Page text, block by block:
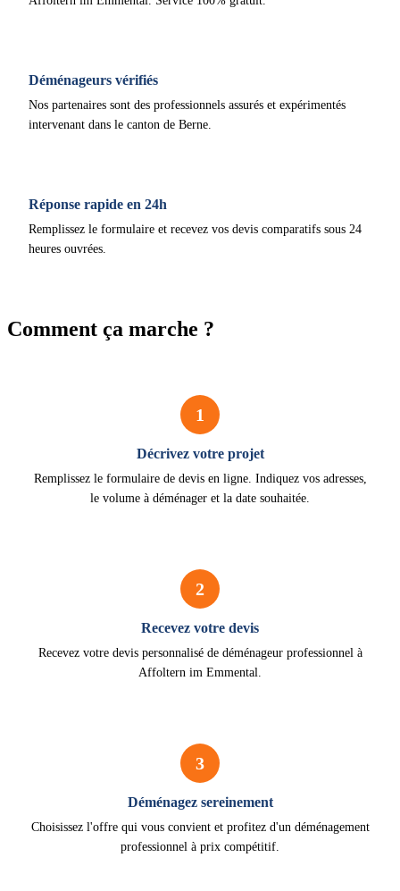
Déménageurs vérifiés
Nos partenaires sont des professionnels assurés et expérimentés
intervenant dans le canton de Berne.
Réponse rapide en 24h
Remplissez le formulaire et recevez vos devis comparatifs sous 24
heures ouvrées.
Comment ça marche ?
1
Décrivez votre projet
Remplissez le formulaire de devis en ligne. Indiquez vos adresses,
le volume à déménager et la date souhaitée.
2
Recevez votre devis
Recevez votre devis personnalisé de déménageur professionnel à
Affoltern im Emmental.
3
Déménagez sereinement
Choisissez l'offre qui vous convient et profitez d'un déménagement
professionnel à prix compétitif.